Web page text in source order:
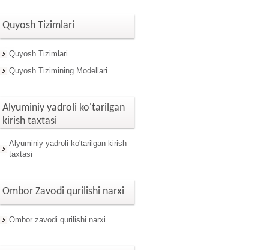
Quyosh Tizimlari
Quyosh Tizimlari
Quyosh Tizimining Modellari
Alyuminiy yadroli ko'tarilgan
kirish taxtasi
Alyuminiy yadroli ko'tarilgan kirish
taxtasi
Ombor Zavodi qurilishi narxi
Ombor zavodi qurilishi narxi